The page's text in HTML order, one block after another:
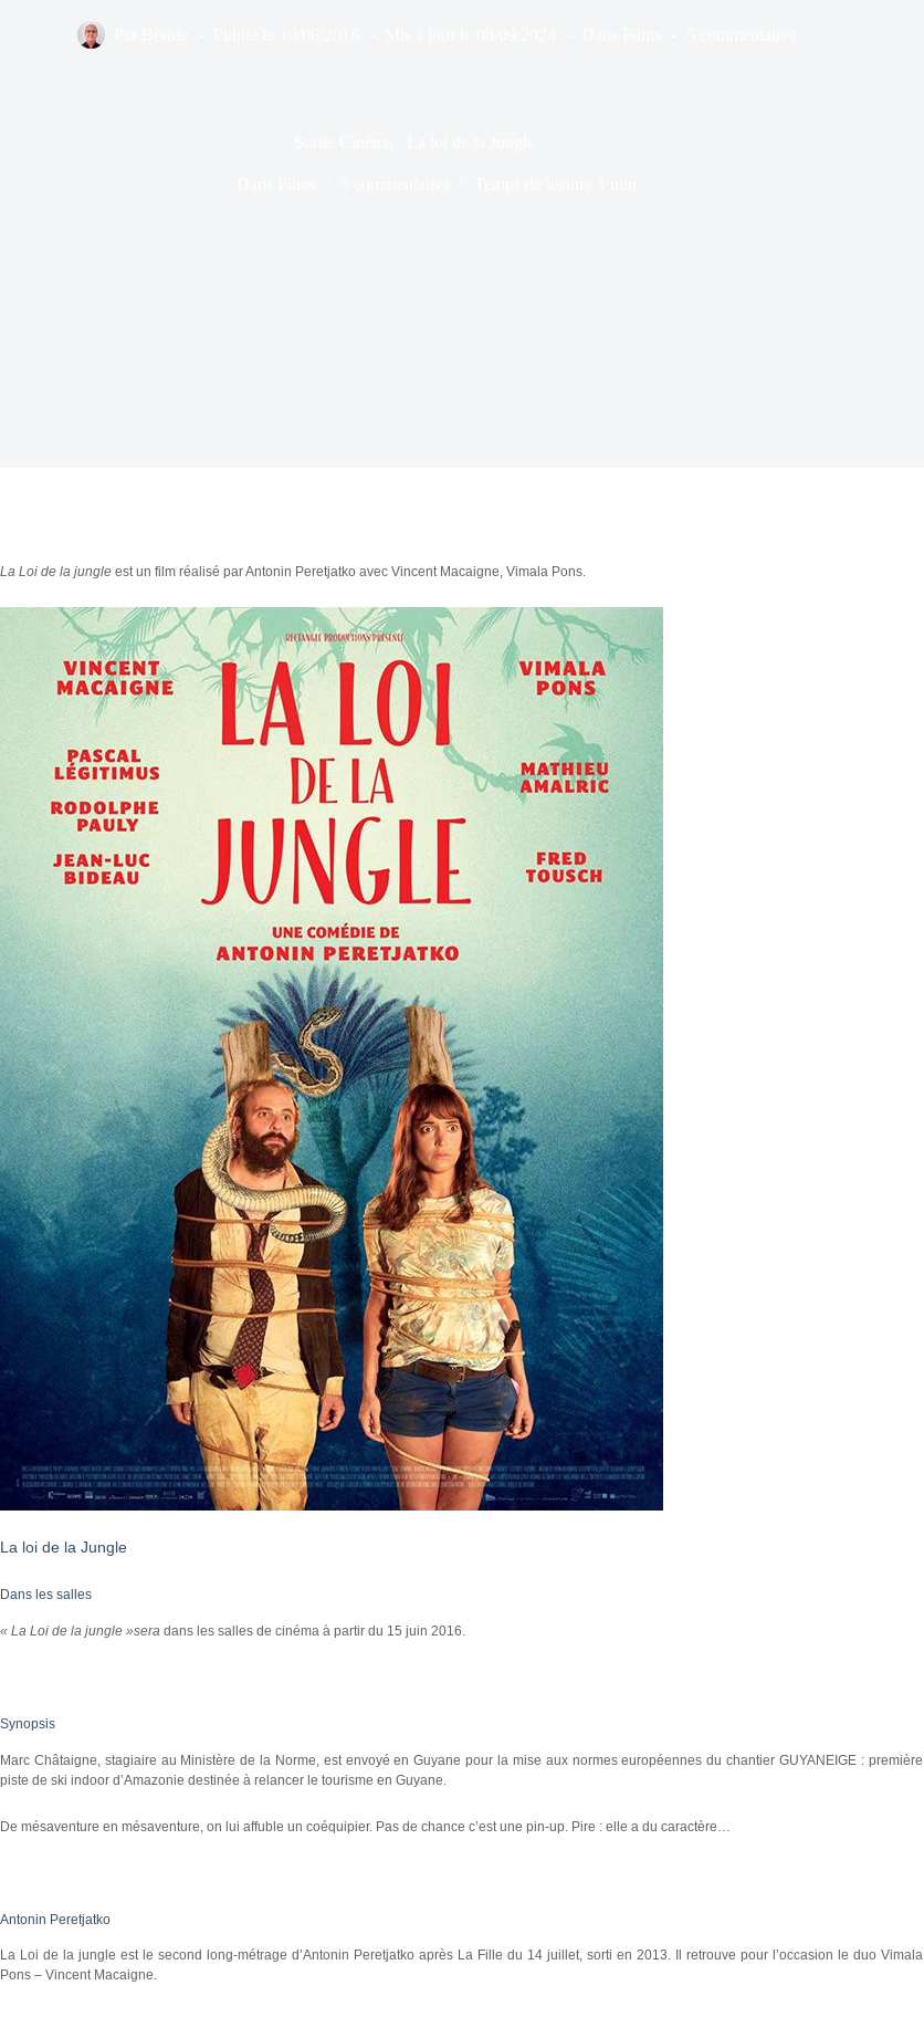
La Loi de la jungle est un film réalisé par Antonin Peretjatko avec Vincent Macaigne, Vimala Pons.
La loi de la Jungle
Dans les salles
« La Loi de la jungle »sera dans les salles de cinéma à partir du 15 juin 2016.
Synopsis
Marc Châtaigne, stagiaire au Ministère de la Norme, est envoyé en Guyane pour la mise aux normes européennes du chantier GUYANEIGE : première
piste de ski indoor d’Amazonie destinée à relancer le tourisme en Guyane.
De mésaventure en mésaventure, on lui affuble un coéquipier. Pas de chance c’est une pin-up. Pire : elle a du caractère…
Antonin Peretjatko
La Loi de la jungle est le second long-métrage d’Antonin Peretjatko après La Fille du 14 juillet, sorti en 2013. Il retrouve pour l’occasion le duo Vimala
Pons – Vincent Macaigne.